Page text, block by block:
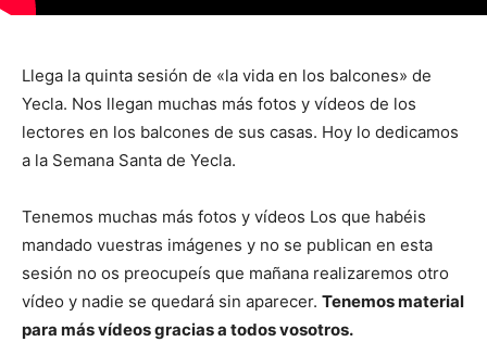
Llega la quinta sesión de «la vida en los balcones» de
Yecla. Nos llegan muchas más fotos y vídeos de los
lectores en los balcones de sus casas. Hoy lo dedicamos
a la Semana Santa de Yecla.
Tenemos muchas más fotos y vídeos Los que habéis
mandado vuestras imágenes y no se publican en esta
sesión no os preocupeís que mañana realizaremos otro
vídeo y nadie se quedará sin aparecer. Tenemos material
para más vídeos gracias a todos vosotros.